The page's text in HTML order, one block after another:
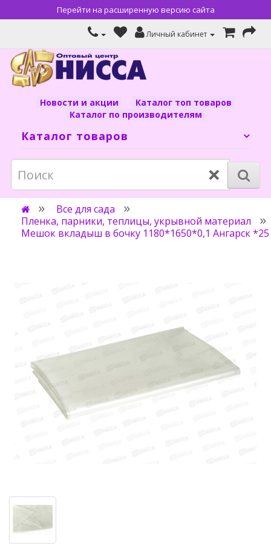
Перейти на расширенную версию сайта
Личный кабинет
Новости и акции
Каталог топ товаров
Каталог по производителям
Каталог товаров
×
Все для сада
Пленка, парники, теплицы, укрывной материал
Мешок вкладыш в бочку 1180*1650*0,1 Ангарск *25